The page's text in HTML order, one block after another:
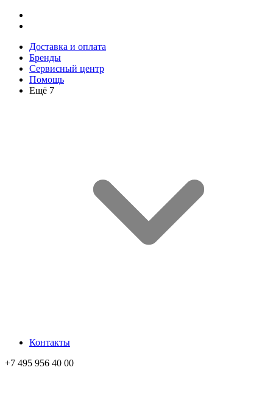
Доставка и оплата
Бренды
Сервисный центр
Помощь
Ещё 7
Контакты
+7 495 956 40 00